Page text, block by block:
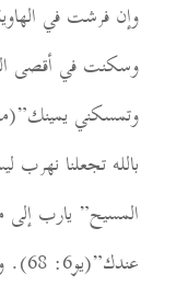
وإن فرشت في
وسكنت في أقصى
بالله تجعلنا نهرب
المسيح” يارب إلى